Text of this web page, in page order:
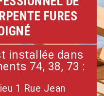
FURES
installée dans
74, 38, 73 :
1 Rue Jean